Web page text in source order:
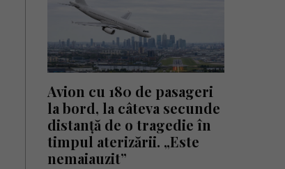
Avion cu 180 de pasageri
la bord, la câteva secunde
distanță de o tragedie în
timpul aterizării. „Este
nemaiauzit”